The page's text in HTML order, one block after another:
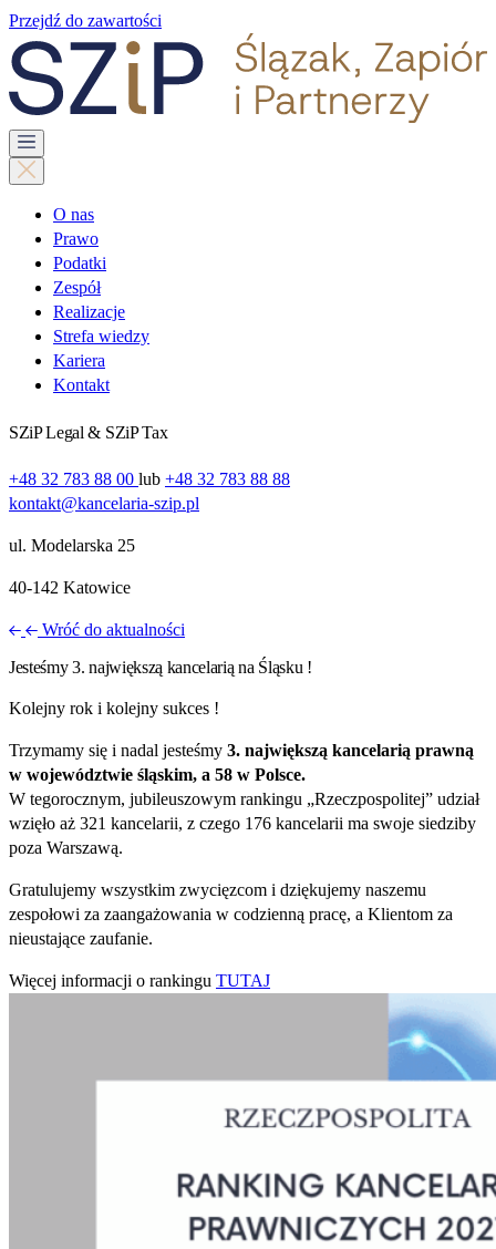
Przejdź do zawartości
O nas
Prawo
Podatki
Zespół
Realizacje
Strefa wiedzy
Kariera
Kontakt
SZiP Legal & SZiP Tax
+48 32 783 88 00 lub +48 32 783 88 88
kontakt@kancelaria-szip.pl
ul. Modelarska 25
40‑142 Katowice
Wróć do aktualności
Jesteśmy 3. największą kancelarią na Śląsku !
Kolejny rok i kolejny sukces !
Trzymamy się i nadal jesteśmy 3. największą kancelarią prawną
w województwie śląskim, a 58 w Polsce.
W tegorocznym, jubileuszowym rankingu „Rzeczpospolitej” udział
wzięło aż 321 kancelarii, z czego 176 kancelarii ma swoje siedziby
poza Warszawą.
Gratulujemy wszystkim zwycięzcom i dziękujemy naszemu
zespołowi za zaangażowania w codzienną pracę, a Klientom za
nieustające zaufanie.
Więcej informacji o rankingu TUTAJ